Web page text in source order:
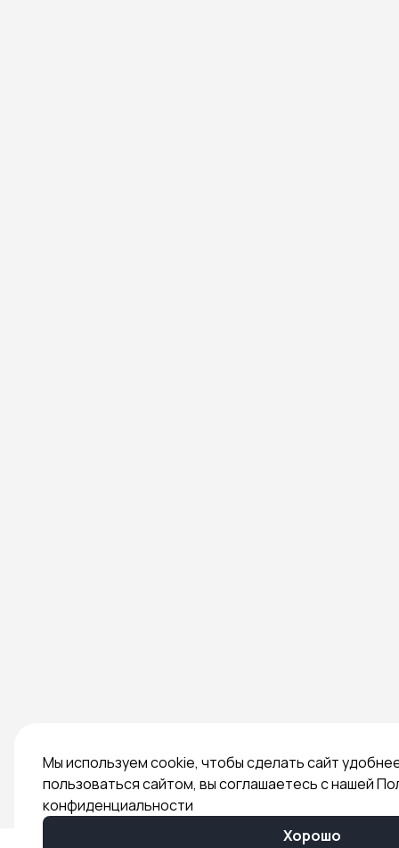
Мы используем cookie, чтобы сделать сайт
пользоваться сайтом, вы соглашаетесь с нашей
конфиденциальности
Хорошо